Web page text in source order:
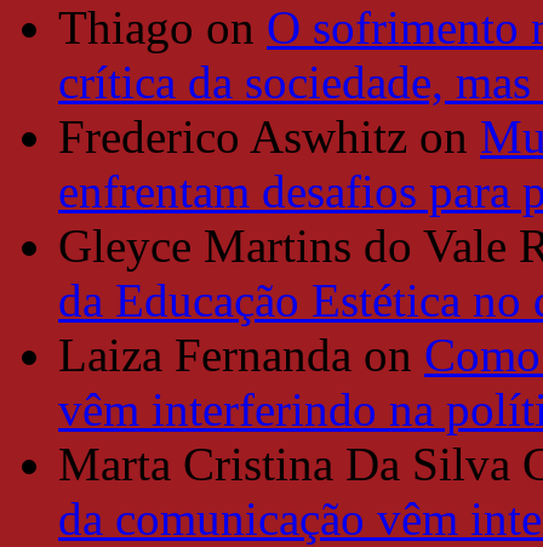
Thiago on O sofrimento
crítica da sociedade,
Frederico Aswhitz on
enfrentam desafios para
Gleyce Martins do Vale
da Educação Estética
Laiza Fernanda on
vêm interferindo na
Marta Cristina Da Silva
da comunicação vêm